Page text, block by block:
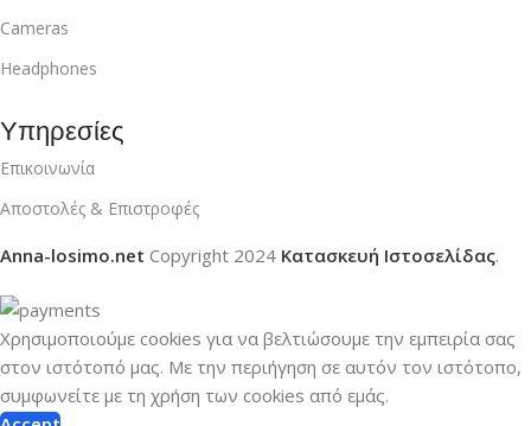
Cameras
Headphones
Υπηρεσίες
Επικοινωνία
Αποστολές & Επιστροφές
Anna-losimo.net Copyright 2024 Κατασκευή Ιστοσελίδας.
Χρησιμοποιούμε cookies για να βελτιώσουμε την εμπειρία σας
στον ιστότοπό μας. Με την περιήγηση σε αυτόν τον ιστότοπο,
συμφωνείτε με τη χρήση των cookies από εμάς.